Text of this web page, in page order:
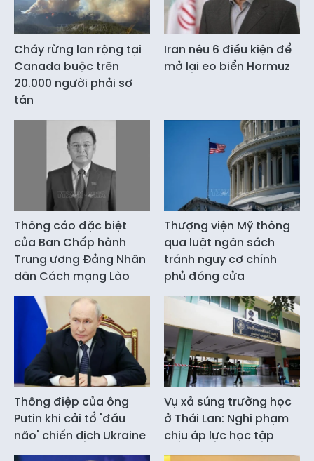
Cháy rừng lan rộng tại
Canada buộc trên
20.000 người phải sơ
tán
Iran nêu 6 điều kiện để
mở lại eo biển Hormuz
Thông cáo đặc biệt
của Ban Chấp hành
Trung ương Đảng Nhân
dân Cách mạng Lào
Thượng viện Mỹ thông
qua luật ngân sách
tránh nguy cơ chính
phủ đóng cửa
Thông điệp của ông
Putin khi cải tổ 'đầu
não' chiến dịch Ukraine
Vụ xả súng trường học
ở Thái Lan: Nghi phạm
chịu áp lực học tập